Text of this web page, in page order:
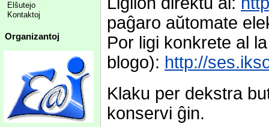
Elŝutejo
Kontaktoj
Organizantoj
paĝaro aŭtomate
Por ligi konkrete al
blogo): http://
Klaku per dekstra
konservi ĝin.